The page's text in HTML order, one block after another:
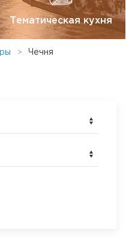
Тематическая кухня
Чечня